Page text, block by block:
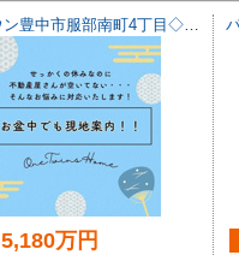
マイタウン豊中市服部南町4丁目◇◆モデルハウス◇◆
5,180万円